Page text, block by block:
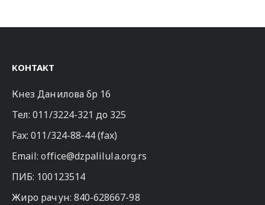
КОНТАКТ
Кнез Данилова бр 16
Тел:011/3224-321 до 325
Fax: 011/324-88-44 (fax)
Email:office@dzpalilula.org.rs
ПИБ: 100123514
Жиро рачун: 840-628667-98